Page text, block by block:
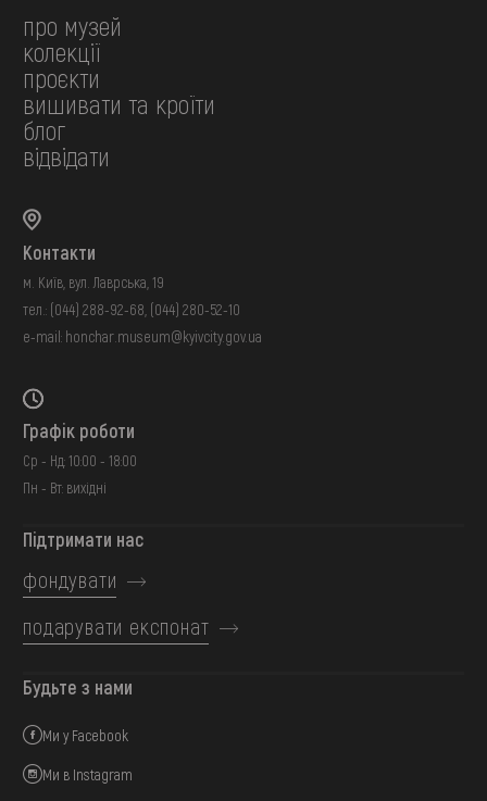
про музей
колекції
проєкти
вишивати та кроїти
блог
відвідати
Контакти
м. Київ, вул. Лаврська, 19
тел.: (044) 288-92-68 (044) 280-52-10
e-mail: honchar.museum@kyivcity.gov.ua
Графік роботи
Ср - Нд: 10:00 - 18:00
Пн - Вт: вихідні
Підтримати нас
фондувати
подарувати експонат
Будьте з нами
Ми у Facebook
Ми в Instagram